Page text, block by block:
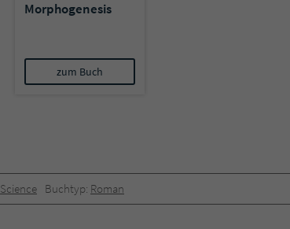
Morphogenesis
zum Buch
Science Buchtyp: Roman